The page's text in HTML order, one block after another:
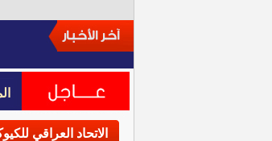
الاتحاد العراقي